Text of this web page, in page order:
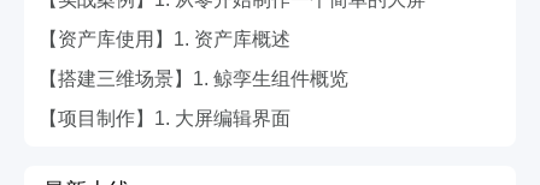
【资产库使用】1. 资产库概述
【搭建三维场景】1. 鲸孪生组件概览
【项目制作】1. 大屏编辑界面